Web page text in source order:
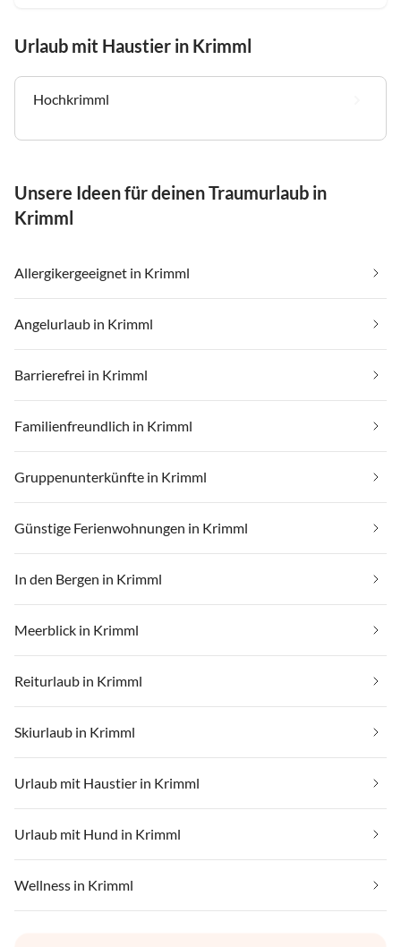
Urlaub mit Haustier in Krimml
Hochkrimml
Unsere Ideen für deinen Traumurlaub in
Krimml
Allergikergeeignet in Krimml
Angelurlaub in Krimml
Barrierefrei in Krimml
Familienfreundlich in Krimml
Gruppenunterkünfte in Krimml
Günstige Ferienwohnungen in Krimml
In den Bergen in Krimml
Meerblick in Krimml
Reiturlaub in Krimml
Skiurlaub in Krimml
Urlaub mit Haustier in Krimml
Urlaub mit Hund in Krimml
Wellness in Krimml